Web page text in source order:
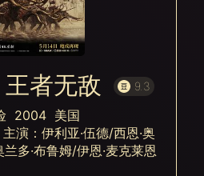
者无敌 9.3
2004 美国
演：伊利亚·伍德/西恩·奥
多·布鲁姆/伊恩·麦克莱恩